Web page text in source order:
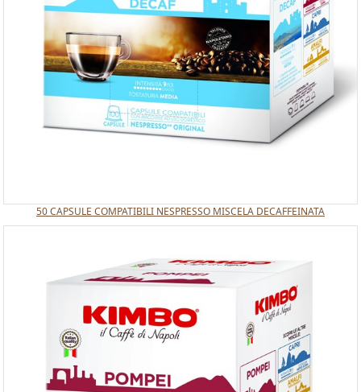
50 CAPSULE COMPATIBILI NESPRESSO MISCELA DECAFFEINATA